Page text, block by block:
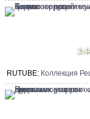
RUTUBE: Коллекция